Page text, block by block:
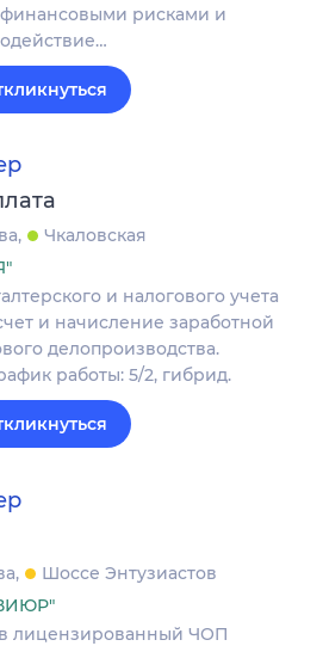
рисками и
Чкаловская
и налогового учета
и начисление заработной
делопроизводства.
работы: 5/2, гибрид.
Шоссе Энтузиастов
в лицензированный ЧОП